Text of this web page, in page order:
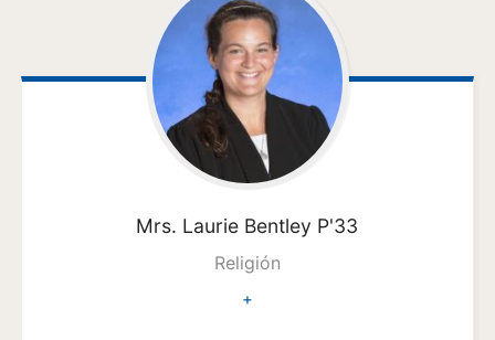
Mrs. Laurie Bentley P'33
Religión
+